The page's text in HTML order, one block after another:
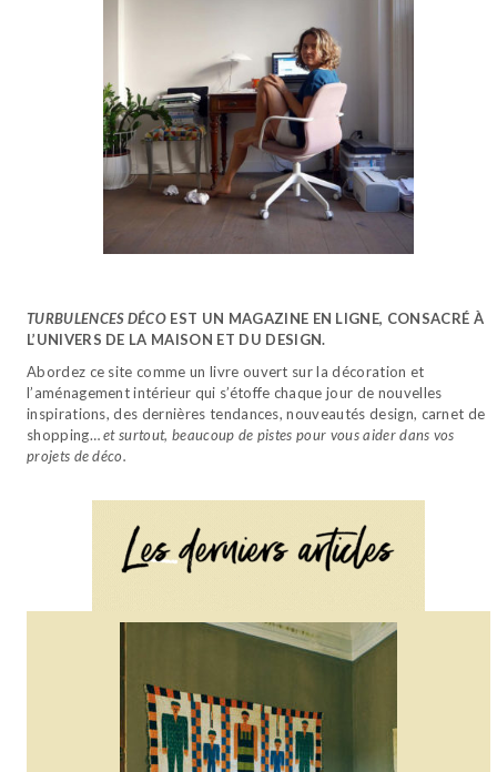
TURBULENCES DÉCO EST UN MAGAZINE EN LIGNE, CONSACRÉ À
L’UNIVERS DE LA MAISON ET DU DESIGN.
Abordez ce site comme un livre ouvert sur la décoration et
l’aménagement intérieur qui s’étoffe chaque jour de nouvelles
inspirations, des dernières tendances, nouveautés design, carnet de
shopping…et surtout, beaucoup de pistes pour vous aider dans vos
projets de déco.